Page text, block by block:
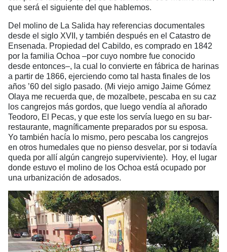
que será el siguiente del que hablemos.
Del molino de La Salida hay referencias documentales
desde el siglo XVII, y también después en el Catastro de
Ensenada. Propiedad del Cabildo, es comprado en 1842
por la familia Ochoa –por cuyo nombre fue conocido
desde entonces–, la cual lo convierte en fábrica de harinas
a partir de 1866, ejerciendo como tal hasta finales de los
años ’60 del siglo pasado. (Mi viejo amigo Jaime Gómez
Olaya me recuerda que, de mozalbete, pescaba en su caz
los cangrejos más gordos, que luego vendía al añorado
Teodoro, El Pecas, y que este los servía luego en su bar-
restaurante, magníficamente preparados por su esposa.
Yo también hacía lo mismo, pero pescaba los cangrejos
en otros humedales que no pienso desvelar, por si todavía
queda por allí algún cangrejo superviviente). Hoy, el lugar
donde estuvo el molino de los Ochoa está ocupado por
una urbanización de adosados.